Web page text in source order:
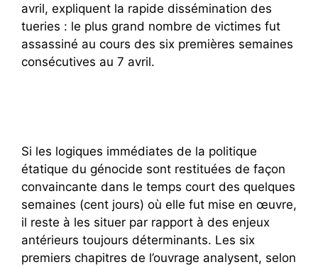
avril, expliquent la rapide dissémination des
tueries : le plus grand nombre de victimes fut
assassiné au cours des six premières semaines
consécutives au 7 avril.
Si les logiques immédiates de la politique
étatique du génocide sont restituées de façon
convaincante dans le temps court des quelques
semaines (cent jours) où elle fut mise en œuvre,
il reste à les situer par rapport à des enjeux
antérieurs toujours déterminants. Les six
premiers chapitres de l’ouvrage analysent, selon